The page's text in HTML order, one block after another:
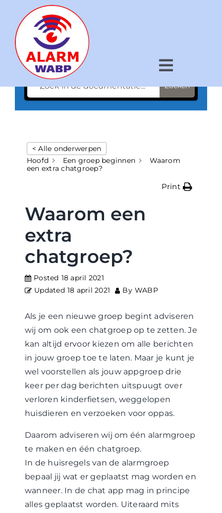
inhoud
Toggle
Een vraag hebben?
Zoeken
< Alle onderwerpen
Hoofd
Een groep beginnen
Waarom
een extra chatgroep?
Print
Waarom een
extra
chatgroep?
Posted 18 april 2021
Updated 18 april 2021 By WABP
Als je een nieuwe groep begint adviseren
wij om ook een chatgroep op te zetten. Je
kan altijd ervoor kiezen om alle berichten
in jouw groep toe te laten. Maar je kunt je
wel voorstellen als jouw appgroep drie
keer per dag berichten uitspuugt over
verloren kinderfietsen, weggelopen
huisdieren en verzoeken voor oppas.
Daarom adviseren wij om één alarmgroep
te maken en één chatgroep.
In de huisregels van de alarmgroep
bepaal jij wat er geplaatst mag worden en
wanneer. In de chat app mag in principe
alles geplaatst worden. Uiteraard mits